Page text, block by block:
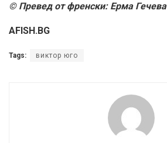
© Превед от френски: Ерма Гечева
AFISH.BG
Tags: виктор юго